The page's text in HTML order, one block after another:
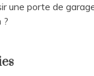
une porte de
?